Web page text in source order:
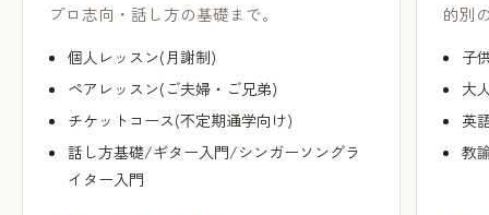
プロ志向・話し方の基礎まで。
個人レッスン(月謝制)
ペアレッスン(ご夫婦・ご兄弟)
チケットコース(不定期通学向け)
話し方基礎/ギター入門/シンガーソングラ
イター入門
的別
子
大
英
教